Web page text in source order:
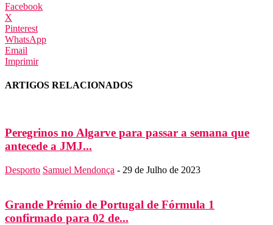
Facebook
X
Pinterest
WhatsApp
Email
Imprimir
ARTIGOS RELACIONADOS
Peregrinos no Algarve para passar a semana que
antecede a JMJ...
Desporto Samuel Mendonça - 29 de Julho de 2023
Grande Prémio de Portugal de Fórmula 1
confirmado para 02 de...